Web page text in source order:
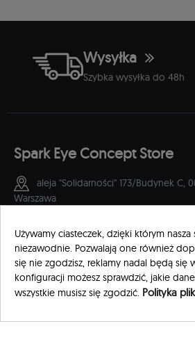
Wysyłka
Szybka wysyłka do 48h
Spark Eye Concept Store
aleja "Solidarności" 173/Budynek C,
Warszawa
conceptstore@sparkeye.pl
Używamy ciasteczek, dzięki którym
niezawodnie. Pozwalają one również
się nie zgodzisz, reklamy nadal będą
konfiguracji możesz sprawdzić, jakie
wszystkie musisz się zgodzić. Polityka